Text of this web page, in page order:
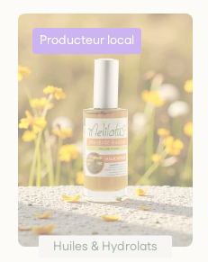
Huiles & Hydrolats